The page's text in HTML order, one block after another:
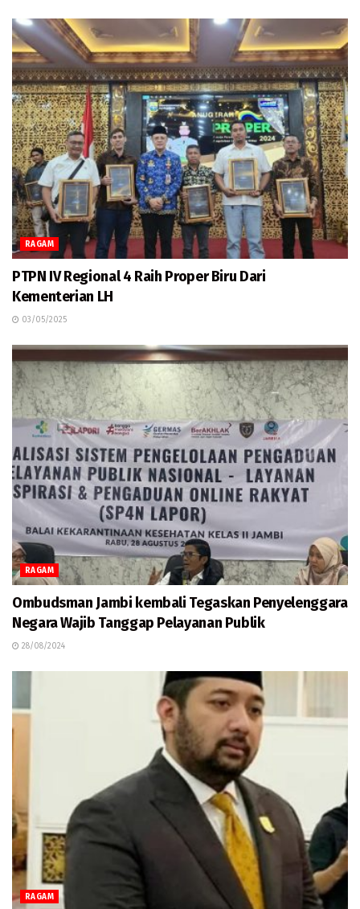
RAGAM
PTPN IV Regional 4 Raih Proper Biru Dari
Kementerian LH
03/05/2025
RAGAM
Ombudsman Jambi kembali Tegaskan Penyelenggara
Negara Wajib Tanggap Pelayanan Publik
28/08/2024
RAGAM